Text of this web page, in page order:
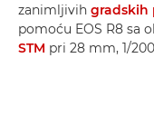
zanimljivih gradskih
pomoću EOS R8 sa
STM pri 28 mm, 1/